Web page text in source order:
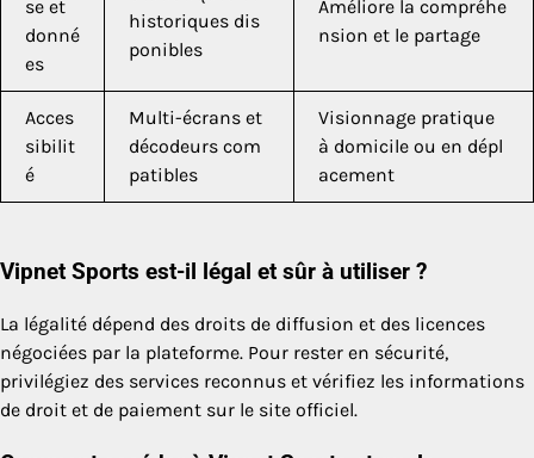
se et
donné
es
historiques dis
ponibles
Améliore la compréhe
nsion et le partage
Acces
sibilit
é
Multi-écrans et
décodeurs com
patibles
Visionnage pratique
à domicile ou en dépl
acement
Vipnet Sports est-il légal et sûr à utiliser ?
La légalité dépend des droits de diffusion et des licences
négociées par la plateforme. Pour rester en sécurité,
privilégiez des services reconnus et vérifiez les informations
de droit et de paiement sur le site officiel.